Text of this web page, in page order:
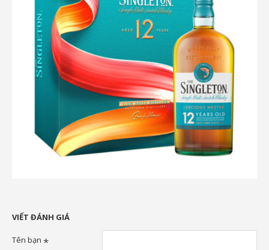
VIẾT ĐÁNH GIÁ
Tên bạn